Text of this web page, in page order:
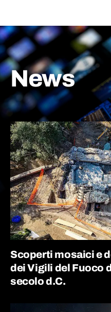
News
Scoperti mosaici e
dei Vigili del Fuoco
secolo d.C.